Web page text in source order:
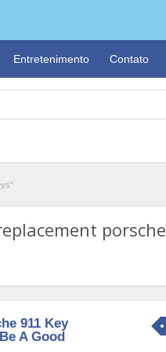
Entretenimento Contato
porsche
911 Key
A Good